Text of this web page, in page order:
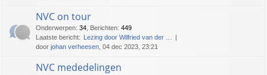
NVC on tour
Onderwerpen: 34 Berichten: 449
Laatste bericht: Lezing door Wilfried van der …
door johan verheesen , 04 dec 2023, 23:21
NVC mededelingen